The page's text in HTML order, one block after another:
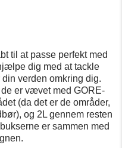
til at passe perfekt med
dig med at tackle
verden omkring dig.
er vævet med GORE-
(da det er de områder,
og 2L gennem resten
er sammen med